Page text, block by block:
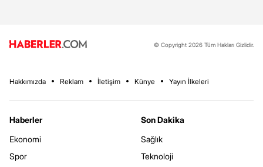
© Copyright 2026 Tüm Hakları Gizlidir.
Hakkımızda Reklam İletişim Künye Yayın İlkeleri
Haberler
Ekonomi
Spor
Son Dakika
Sağlık
Teknoloji